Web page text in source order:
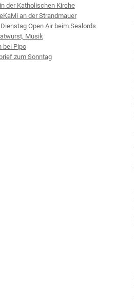
der Katholischen Kirche
an der Strandmauer
Open Air beim Sealords
Musik
bei Pipo
zum Sonntag